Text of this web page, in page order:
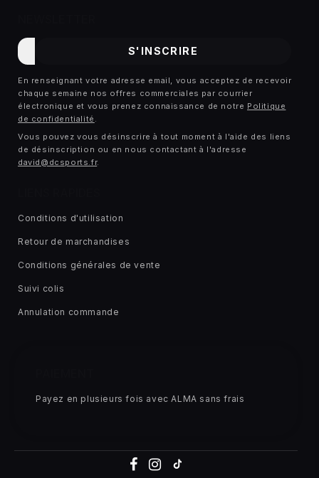
E-
mail
S'INSCRIRE
En renseignant votre adresse email, vous acceptez de recevoir
chaque semaine nos offres commerciales par courrier
électronique et vous prenez connaissance de notre Politique
de confidentialité
Vous pouvez vous désinscrire à tout moment à l'aide des liens
de désinscription ou en nous contactant à l'adresse
david@dcsports.fr.
Conditions d'utilisation
Retour de marchandises
Conditions générales de vente
Suivi colis
Annulation commande
Payez en plusieurs fois avec ALMA sans frais